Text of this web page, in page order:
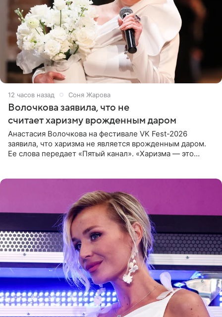
12 часов назад Соня Жарова
Волочкова заявила, что не
считает харизму врожденным даром
Анастасия Волочкова на фестивале VK Fest-2026
заявила, что харизма не является врожденным даром.
Ее слова передает «Пятый канал». «Харизма — это